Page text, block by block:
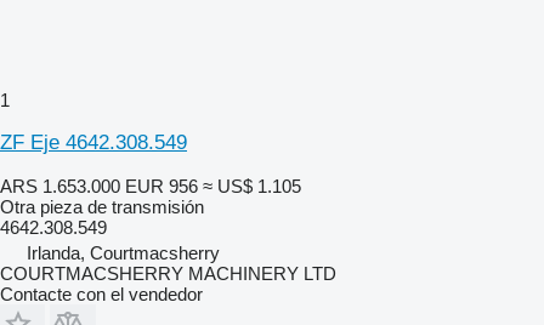
1
ZF Eje 4642.308.549
ARS 1.653.000 EUR 956 ≈ US$ 1.105
Otra pieza de transmisión
4642.308.549
Irlanda, Courtmacsherry
COURTMACSHERRY MACHINERY LTD
Contacte con el vendedor